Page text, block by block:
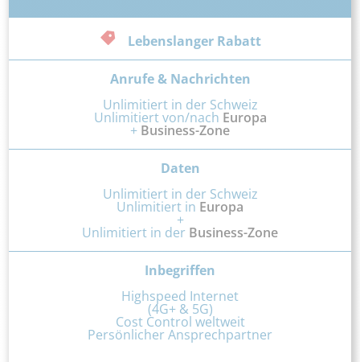
Lebenslanger Rabatt
Anrufe & Nachrichten
Unlimitiert in der Schweiz
Unlimitiert von/nach Europa
+ Business-Zone
Daten
Unlimitiert in der Schweiz
Unlimitiert in Europa
+
Unlimitiert in der Business-Zone
Inbegriffen
Highspeed Internet
(4G+ & 5G)
Cost Control weltweit
Persönlicher Ansprechpartner